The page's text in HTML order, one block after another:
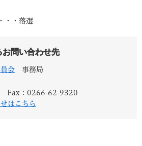
・・落選
お問い合わせ先
会 事務局
Fax：0266-62-9320
はこちら